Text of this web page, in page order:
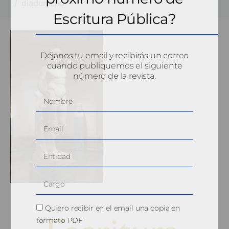
diadumeno
Escritura Pública?
Déjanos tu email y recibirás un correo
cuando publiquemos el siguiente
número de la revista.
Quiero recibir en el email una copia en
formato PDF